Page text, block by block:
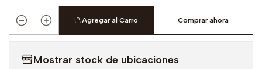
Cantidad
Agregar al Carro Comprar ahora
Mostrar stock de ubicaciones